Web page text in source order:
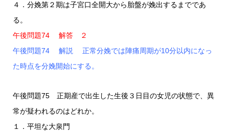
４．分娩第２期は子宮口全開大から胎盤が娩出するまでであ
る。
午後問題74 解答 ２
午後問題74 解説 正常分娩では陣痛周期が10分以内になっ
た時点を分娩開始にする。
午後問題75 正期産で出生した生後３日目の女児の状態で、異
常が疑われるのはどれか。
１．平坦な大泉門